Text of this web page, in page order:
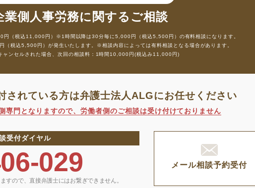
業側人事労務に 関するご相談
円（税込11,000円）
※1時間以降は30分毎に5,000円（税込5,500円）の有料相談になります。
税込5,500円）が発生いたします。 ※相談内容によっては有料相談となる場合があります。
ャンセルされた場合、次回の相談料：1時間10,000円(税込み11,000円)
されている方は弁護士法人ALGにお任せください
専門となりますので、 労働者側のご相談は受け付けておりません
受付ダイヤル
029
すので、直接弁護士にはお繋ぎできません。
メール相談予約受付